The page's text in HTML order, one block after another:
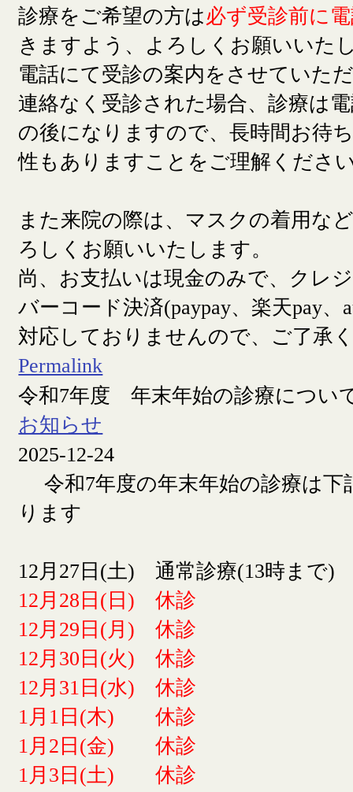
診療をご希望の方は必ず受診前に
きますよう、よろしくお願いいた
電話にて受診の案内をさせていた
連絡なく受診された場合、診療は
の後になりますので、長時間お待
性もありますことをご理解くださ
また来院の際は、マスクの着用な
ろしくお願いいたします。
尚、お支払いは現金のみで、クレ
バーコード決済(paypay、楽天pay、
対応しておりませんので、ご了承
Permalink
令和7年度 年末年始の診療につい
お知らせ
2025-12-24
令和7年度の年末年始の診療は下
ります
12月27日(土) 通常診療(13時まで)
12月28日(日) 休診
12月29日(月) 休診
12月30日(火) 休診
12月31日(水) 休診
1月1日(木) 休診
1月2日(金) 休診
1月3日(土) 休診